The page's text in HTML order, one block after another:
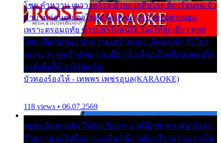
โชย คำหวาน เขาวาดโรย บัวทองกลีบโรย ต้องร้อนรุม บัว
มาบานก่อนตูม ดุจไฟสุมร้อนรุมอุรา บัวทองผ่ายผอม
เพราะตรอมฤทัย ข้าวปลาไม่สนใจ ร้องไห้ลูกเดียว หยุด
โศก เสียเถิดทอง พักความเศร้าหมอง เถิดทองจ๋า ถึงใคร
เขาจะว่า ลูกเจ้าเกิดมา จะชื่อว่าไง พี่ขอเป็นเพื่อนปลอบใจ
จะตั้งชื่อให้ ว่าไอ้บังเอิญ
บัวทองร้องไห้ - เทพพร เพชรอุบล(KARAOKE)
118 views • 06.07.2569
พ่อส่งเงินสามพัน ให้ฉันเรียนราม ได้อีกสักสามพัน ฉันคง
บ๊าย บาย จะไปซื้อกางเกงยีนส์ ลีวายส์มาใส่ เพราะเราเป็น